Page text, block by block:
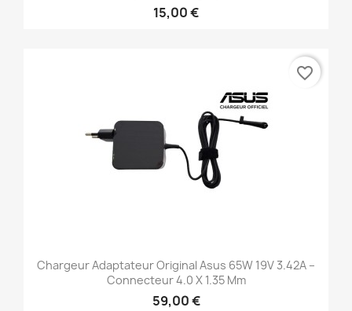
15,00 €
Chargeur Adaptateur Original Asus 65W 19V 3.42A –
Connecteur 4.0 X 1.35 Mm
59,00 €
favorite_border